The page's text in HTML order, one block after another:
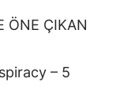
ÖNE ÇIKAN
– 5